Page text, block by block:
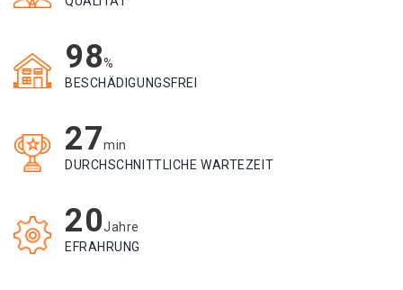
98%
BESCHÄDIGUNGSFREI
27min
DURCHSCHNITTLICHE WARTEZEIT
20Jahre
EFRAHRUNG